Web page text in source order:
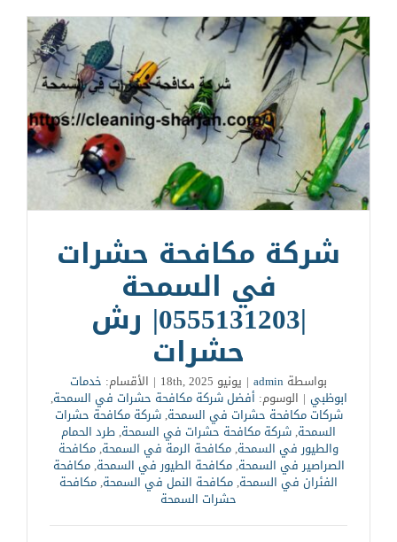
شركة مكافحة حشرات
في السمحة
|0555131203| رش
حشرات
بواسطة admin
| يونيو 18th, 2025 | الأقسام: خدمات
ابوظبي | الوسوم: أفضل شركة مكافحة حشرات في السمحة,
شركات مكافحة حشرات في السمحة,شركة مكافحة حشرات
السمحة,شركة مكافحة حشرات في السمحة,طرد الحمام
والطيور في السمحة,مكافحة الرمة في السمحة,مكافحة
الصراصير في السمحة,مكافحة الطيور في السمحة,مكافحة
الفئران في السمحة,مكافحة النمل في السمحة,مكافحة
حشرات السمحة